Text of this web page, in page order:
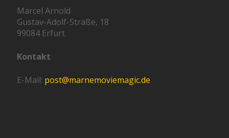
Marcel Arnold
Gustav-Adolf-Straße, 18
99084 Erfurt
Kontakt
E-Mail: post@marnemoviemagic.de